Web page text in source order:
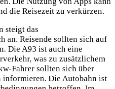
die Reisezeit zu verkürzen.
steigt das
an. Reisende sollten sich auf
Die A93 ist auch eine
was zu zusätzlichem
Fahrer sollten sich über
informieren. Die Autobahn ist